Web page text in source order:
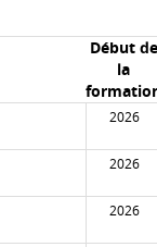
Début de
la
2026
2026
2026